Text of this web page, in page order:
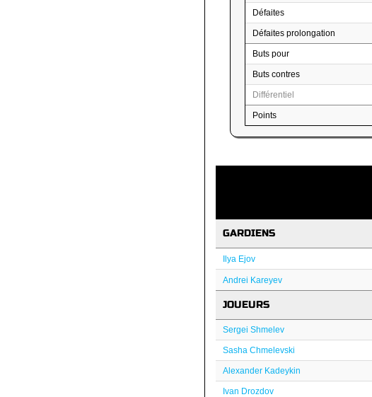
Défaites
Défaites prolongation
Buts pour
Buts contres
Différentiel
Points
GARDIENS
Ilya Ejov
Andrei Kareyev
JOUEURS
Sergei Shmelev
Sasha Chmelevski
Alexander Kadeykin
Ivan Drozdov